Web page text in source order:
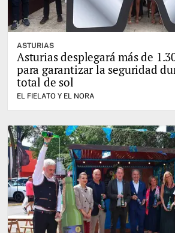
ASTURIAS
Asturias desplegará más de
para garantizar la seguridad
total de sol
EL FIELATO Y EL NORA